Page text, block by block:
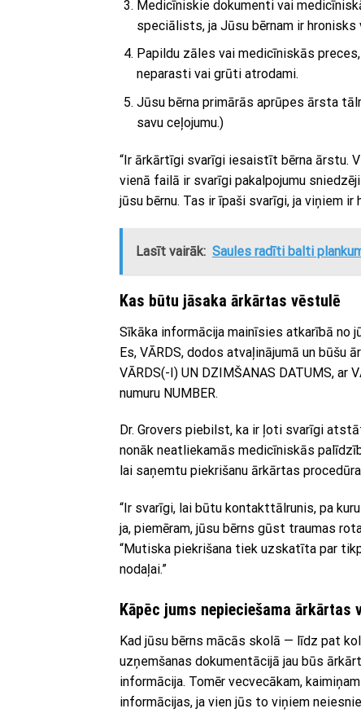
Medicīniskie dokumenti vai
speciālists, ja Jūsu bērnam ir
Papildu zāles vai medicīniskās
neparasti vai grūti atrodami.
Jūsu bērna primārās aprūpes ārsta
savu ceļojumu.)
“Ir ārkārtīgi svarīgi iesaistīt bērna ārstu.
vienā failā ir svarīgi pakalpojumu
jūsu bērnu. Tas ir īpaši svarīgi, ja viņiem ir
Lasīt vairāk: Saules radīti balti
Kas būtu jāsaka ārkārtas vēstulē
Sīkāka informācija mainīsies atkarībā no
Es, VĀRDS, dodos atvaļinājumā un būšu
VĀRDS(-I) UN DZIMŠANAS DATUMS, ar
numuru NUMBER.
Dr. Grovers piebilst, ka ir ļoti svarīgi
nonāk neatliekamās medicīniskās
lai saņemtu piekrišanu ārkārtas
“Ir svarīgi, lai būtu kontakttālrunis, pa
ja, piemēram, jūsu bērns gūst traumas
“Mutiska piekrišana tiek uzskatīta par
nodaļai.”
Kāpēc jums nepieciešama ārkārtas
Kad jūsu bērns mācās skolā — līdz pat
uzņemšanas dokumentācijā jau būs
informācija. Tomēr vecvecākam,
informācijas, ja vien jūs to viņiem